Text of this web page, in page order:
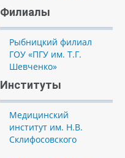
Филиалы
Рыбницкий филиал
ГОУ «ПГУ им. Т.Г.
Шевченко»
Институты
Медицинский
институт им. Н.В.
Склифосовского